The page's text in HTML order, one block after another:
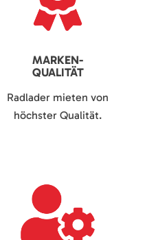
MARKEN-
QUALITÄT
Radlader mieten von
höchster Qualität.